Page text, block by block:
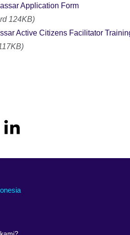
Application Form
124KB)
Active Citizens Facilitator